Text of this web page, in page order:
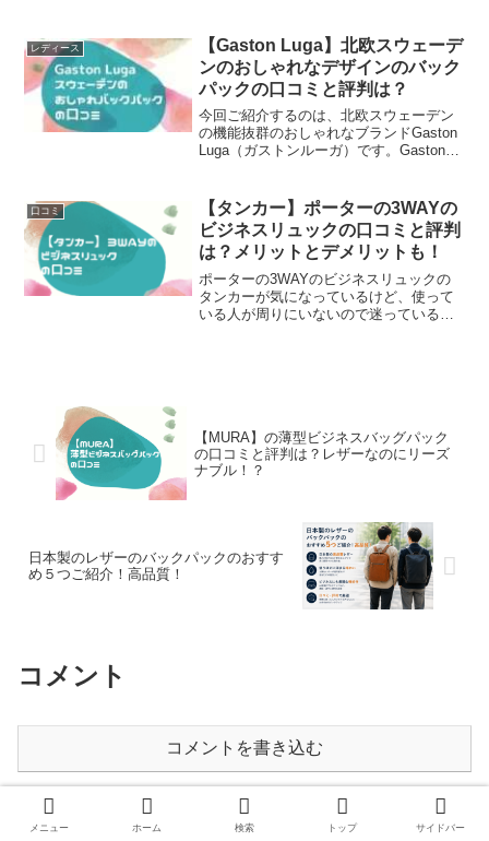
続けているリュックなんです。長く大事
に使うものだから、購入前に欠点もしっ
かりと知っておきたいですよね。
レディース
【Gaston Luga】北欧スウェーデ
ンのおしゃれなデザインのバック
パックの口コミと評判は？
今回ご紹介するのは、北欧スウェーデン
の機能抜群のおしゃれなブランドGaston
Luga（ガストンルーガ）です。Gaston
さしい生産方法を目指し生産過程の改良
を繰り返してきたブランドなんです。
口コミ
【タンカー】ポーターの3WAYの
ビジネスリュックの口コミと評判
は？メリットとデメリットも！
ポーターの3WAYのビジネスリュックの
タンカーが気になっているけど、使って
いる人が周りにいないので迷っていると
リュックのタンカーのどんな点が他と違
っていいのか、また悪評はあるのかなど
見ていきましょう！購入して使っている
【MURA】の薄型ビジネスバッグパック
の口コミと評判は？レザーなのにリーズ
ナブル！？
日本製のレザーのバックパックのおすす
め５つご紹介！高品質！
コメント
コメントを書き込む
メニュー ホーム 検索 トップ サイドバー